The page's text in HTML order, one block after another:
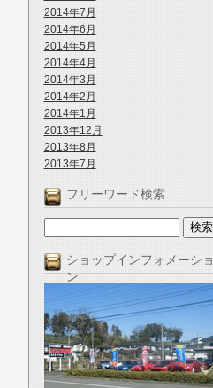
2014年7月
2014年6月
2014年5月
2014年4月
2014年3月
2014年2月
2014年1月
2013年12月
2013年8月
2013年7月
フリーワード検索
ショップインフォメーショ
ン